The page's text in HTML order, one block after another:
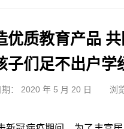
学会简介
章程制度
领导成员
理事名单
专家委员会
学术专家
学会会标
学会年鉴 学会动态
文物要闻
优质教育产品
子们足不出户学
期： 2020 年 5 月 20 日 浏